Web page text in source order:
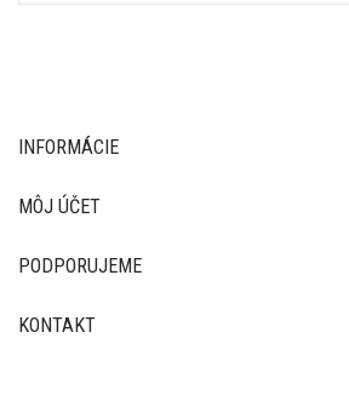
INFORMÁCIE
MÔJ ÚČET
PODPORUJEME
KONTAKT